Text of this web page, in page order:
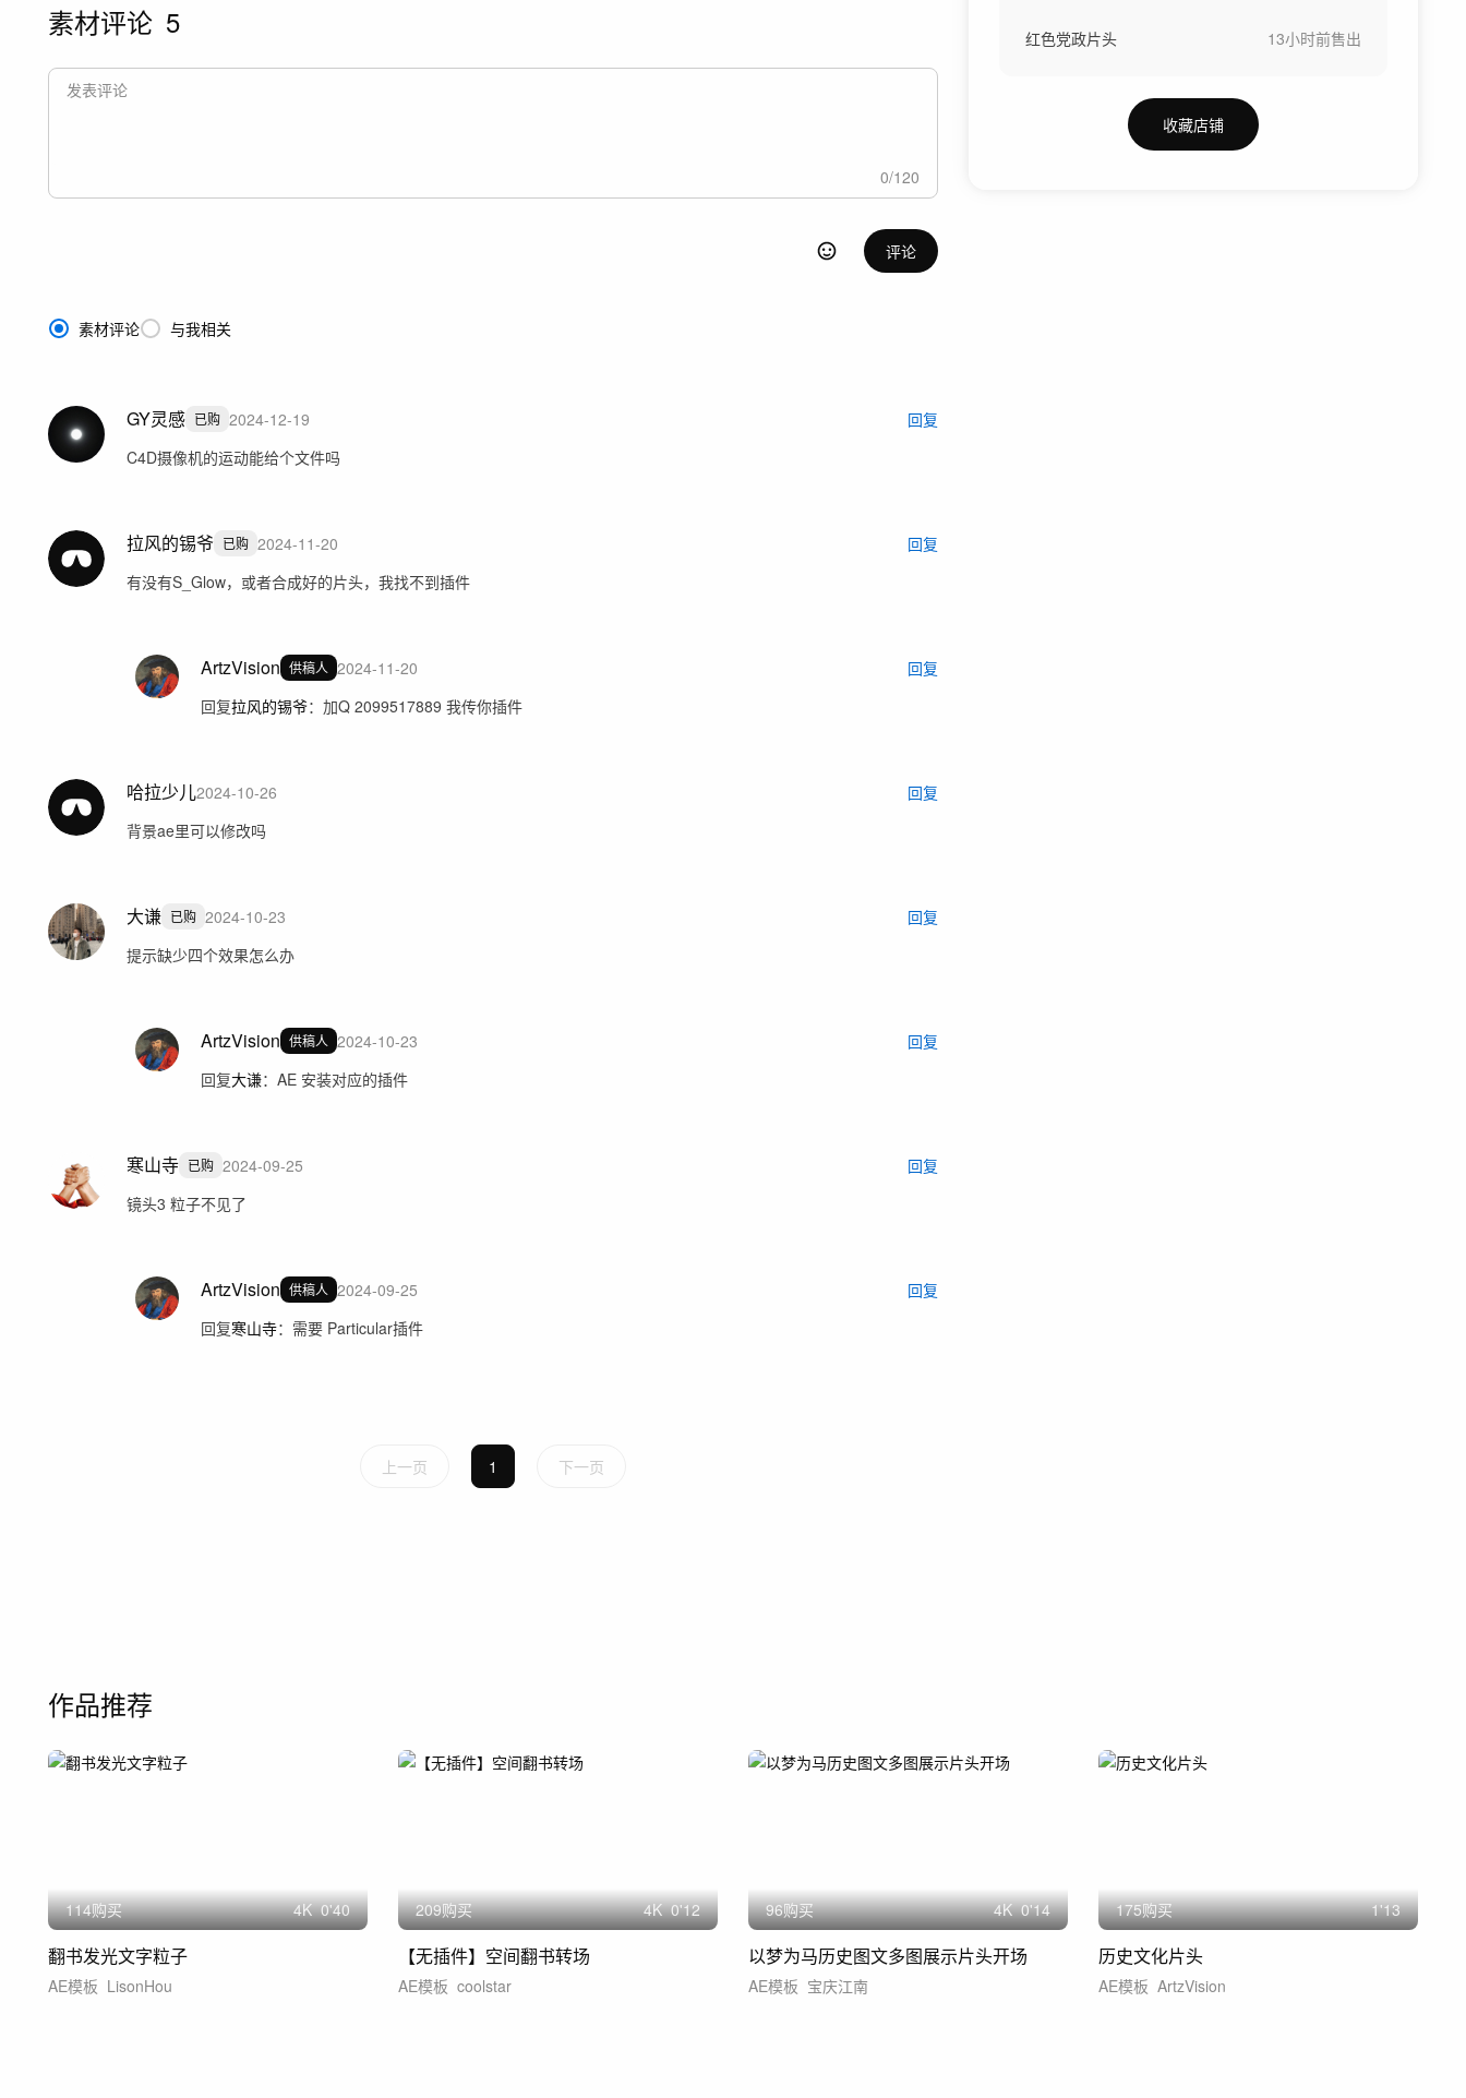
素材评论 5
0/120
评论
素材评论 与我相关
GY灵感 已购 2024-12-19
回复
C4D摄像机的运动能给个文件吗
拉风的锡爷 已购 2024-11-20
回复
有没有S_Glow，或者合成好的片头，我找不到插件
ArtzVision 供稿人 2024-11-20
回复
回复拉风的锡爷： 加Q 2099517889 我传你插件
哈拉少儿2024-10-26
回复
背景ae里可以修改吗
大谦 已购 2024-10-23
回复
提示缺少四个效果怎么办
ArtzVision 供稿人 2024-10-23
回复
回复大谦： AE 安装对应的插件
寒山寺 已购 2024-09-25
回复
镜头3 粒子不见了
ArtzVision 供稿人 2024-09-25
回复
回复寒山寺： 需要 Particular插件
上一页 1 下一页
红色党政片头 13小时前售出
收藏店铺
作品推荐
114购买 4K 0'40
翻书发光文字粒子
AE模板 LisonHou
209购买 4K 0'12
【无插件】空间翻书转场
AE模板 coolstar
96购买 4K 0'14
以梦为马历史图文多图展示片头开场
AE模板 宝庆江南
175购买 1'13
历史文化片头
AE模板 ArtzVision